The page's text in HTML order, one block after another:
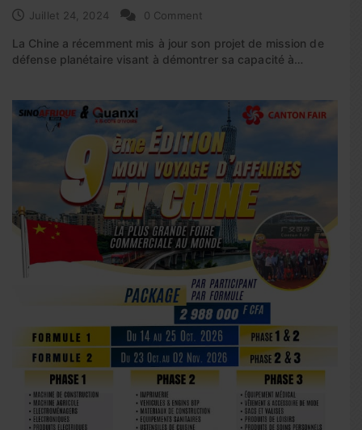
Juillet 24, 2024 0 Comment
La Chine a récemment mis à jour son projet de mission de
défense planétaire visant à démontrer sa capacité à…